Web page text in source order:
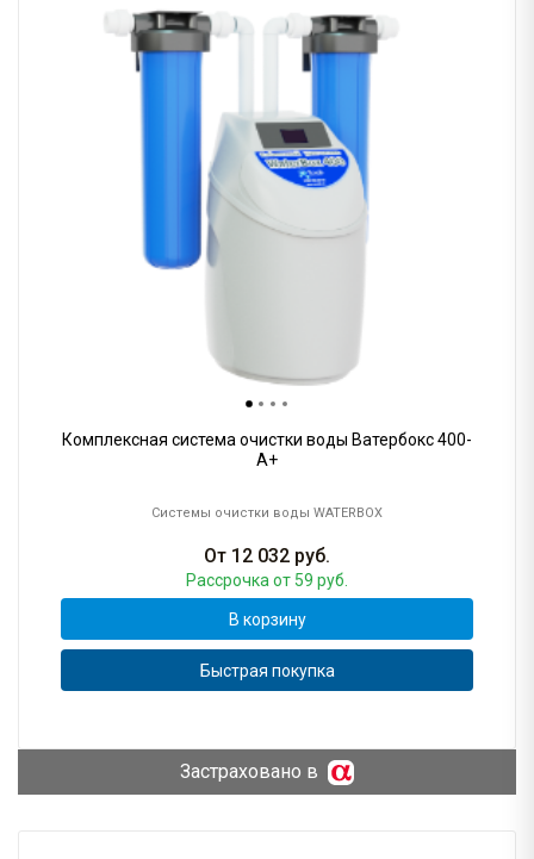
Комплексная система очистки воды Ватербокс 400-
А+
Системы очистки воды WATERBOX
От 12 032 руб.
Рассрочка от 59 руб.
В корзину
Быстрая покупка
Застраховано в